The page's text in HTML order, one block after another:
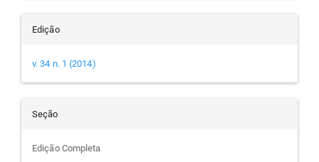
Edição
v. 34 n. 1 (2014)
Seção
Edição Completa